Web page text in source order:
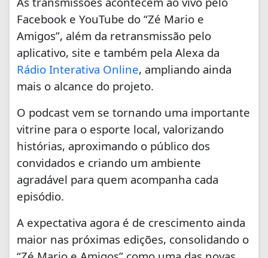
Facebook e YouTube do “Zé Mario e
Amigos”, além da retransmissão pelo
aplicativo, site e também pela Alexa da
Rádio Interativa Online, ampliando ainda
mais o alcance do projeto.
O podcast vem se tornando uma importante
vitrine para o esporte local, valorizando
histórias, aproximando o público dos
convidados e criando um ambiente
agradável para quem acompanha cada
episódio.
A expectativa agora é de crescimento ainda
maior nas próximas edições, consolidando o